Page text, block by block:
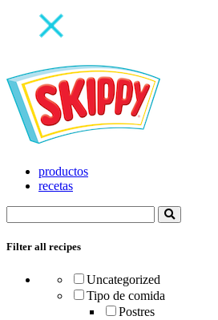
productos
recetas
Filter all recipes
Uncategorized
Tipo de comida
Postres